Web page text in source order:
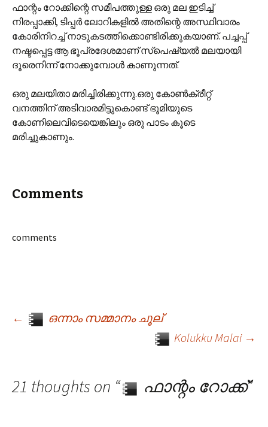
ഫാന്റം റോക്കിന്റെ സമീപത്തുള്ള ഒരു മല ഇടിച്ച്
നിരപ്പാക്കി, ടിപ്പര്‍ ലോറികളില്‍ അതിന്റെ അസ്ഥിവാരം
കോരിനിറച്ച് നാടുകടത്തിക്കൊണ്ടിരിക്കുകയാണ്. പച്ചപ്പ്
നഷ്ടപ്പെട്ട ആ ഭൂപ്രദേശമാണ് സ്പെഷ്യല്‍ മലയായി
ദൂരെനിന്ന് നോക്കുമ്പോള്‍ കാണുന്നത്.
ഒരു മലയിതാ മരിച്ചിരിക്കുന്നു.ഒരു കോണ്‍ക്രീറ്റ്
വനത്തിന് അടിവാരമിട്ടുകൊണ്ട് ഭൂമിയുടെ
കോണിലെവിടെയെങ്കിലും ഒരു പാടം കൂടെ
മരിച്ചുകാണും.
Comments
comments
←
ഒന്നാം സമ്മാനം ചൂല്
Kolukku Malai →
21 thoughts on “ ഫാന്റം റോക്ക്”